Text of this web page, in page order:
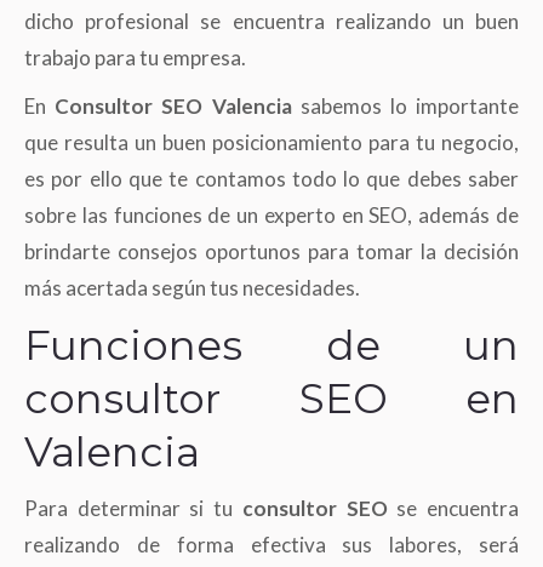
dicho profesional se encuentra realizando un buen
trabajo para tu empresa.
En Consultor SEO Valencia sabemos lo importante
que resulta un buen posicionamiento para tu negocio,
es por ello que te contamos todo lo que debes saber
sobre las funciones de un experto en SEO, además de
brindarte consejos oportunos para tomar la decisión
más acertada según tus necesidades.
Funciones de un
consultor SEO en
Valencia
Para determinar si tu consultor SEO se encuentra
realizando de forma efectiva sus labores, será